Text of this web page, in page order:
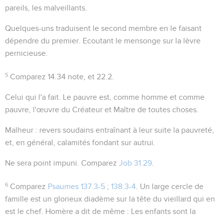
pareils, les malveillants.
Quelques-uns traduisent le second membre en le faisant
dépendre du premier. Ecoutant le mensonge sur la lèvre
pernicieuse.
5 Comparez14.34 note, et 22.2
Celui qui l'a fait . Le pauvre est, comme homme et comme
pauvre, l'œuvre du Créateur et Maître de toutes choses.
Malheur : revers soudains entraînant à leur suite la pauvreté,
et, en général, calamités fondant sur autrui.
Ne sera point impuni . Comparez Job 31.29
6 Comparez Psaumes 137.3-5 ;138.3-4 . Un large cercle de
famille est un glorieux diadème sur la tête du vieillard qui en
est le chef. Homère a dit de même : Les enfants sont la